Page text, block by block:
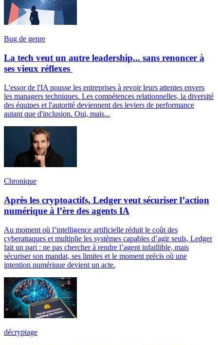
Bug de genre
La tech veut un autre leadership... sans renoncer à
ses vieux réflexes
L'essor de l'IA pousse les entreprises à revoir leurs attentes envers
les managers techniques. Les compétences relationnelles, la diversité
des équipes et l'autorité deviennent des leviers de performance
autant que d'inclusion. Oui, mais...
Chronique
Après les cryptoactifs, Ledger veut sécuriser l’action
numérique à l’ère des agents IA
Au moment où l’intelligence artificielle réduit le coût des
cyberattaques et multiplie les systèmes capables d’agir seuls, Ledger
fait un pari : ne pas chercher à rendre l’agent infaillible, mais
sécuriser son mandat, ses limites et le moment précis où une
intention numérique devient un acte.
décryptage